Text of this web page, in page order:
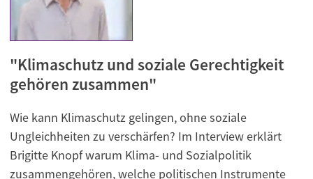
"Klimaschutz und soziale Gerechtigkeit
gehören zusammen"
Wie kann Klimaschutz gelingen, ohne soziale
Ungleichheiten zu verschärfen? Im Interview erklärt
Brigitte Knopf warum Klima- und Sozialpolitik
zusammengehören, welche politischen Instrumente